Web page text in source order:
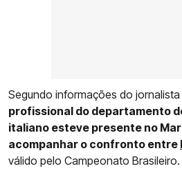
Segundo informações do jornalista
profissional do departamento
italiano esteve presente no
acompanhar o confronto entre
válido pelo Campeonato Brasileiro.